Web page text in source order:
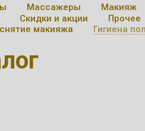
Массажеры Макияж
Скидки и акции
Прочее
макияжа Гигиена